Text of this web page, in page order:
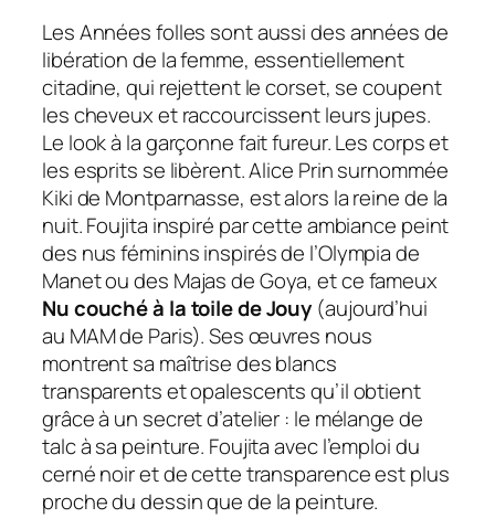
Les Années folles sont aussi des années de
libération de la femme, essentiellement
citadine, qui rejettent le corset, se coupent
les cheveux et raccourcissent leurs jupes.
Le look à la garçonne fait fureur. Les corps et
les esprits se libèrent. Alice Prin surnommée
Kiki de Montparnasse, est alors la reine de la
nuit. Foujita inspiré par cette ambiance peint
des nus féminins inspirés de l’Olympia de
Manet ou des Majas de Goya, et ce fameux
Nu couché à la toile de Jouy (aujourd’hui
au MAM de Paris). Ses œuvres nous
montrent sa maîtrise des blancs
transparents et opalescents qu’il obtient
grâce à un secret d’atelier : le mélange de
talc à sa peinture. Foujita avec l’emploi du
cerné noir et de cette transparence est plus
proche du dessin que de la peinture.